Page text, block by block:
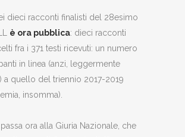
dieci racconti finalisti del 28esimo
è ora pubblica: dieci racconti
fra i 371 testi ricevuti: un numero
in linea (anzi, leggermente
a quello del triennio 2017-2019
insomma).
passa ora alla Giuria Nazionale, che